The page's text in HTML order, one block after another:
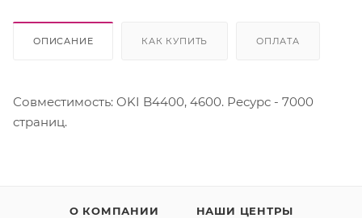
ОПИСАНИЕ КАК КУПИТЬ ОПЛАТА
Совместимость: OKI B4400, 4600. Ресурс - 7000
страниц.
О КОМПАНИИ НАШИ ЦЕНТРЫ